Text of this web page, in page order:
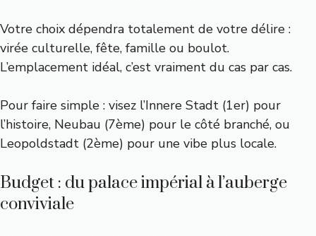
Votre choix dépendra totalement de votre délire :
virée culturelle, fête, famille ou boulot.
L’emplacement idéal, c’est vraiment du cas par cas.
Pour faire simple : visez l’Innere Stadt (1er) pour
l’histoire, Neubau (7ème) pour le côté branché, ou
Leopoldstadt (2ème) pour une vibe plus locale.
Budget : du palace impérial à l’auberge
conviviale